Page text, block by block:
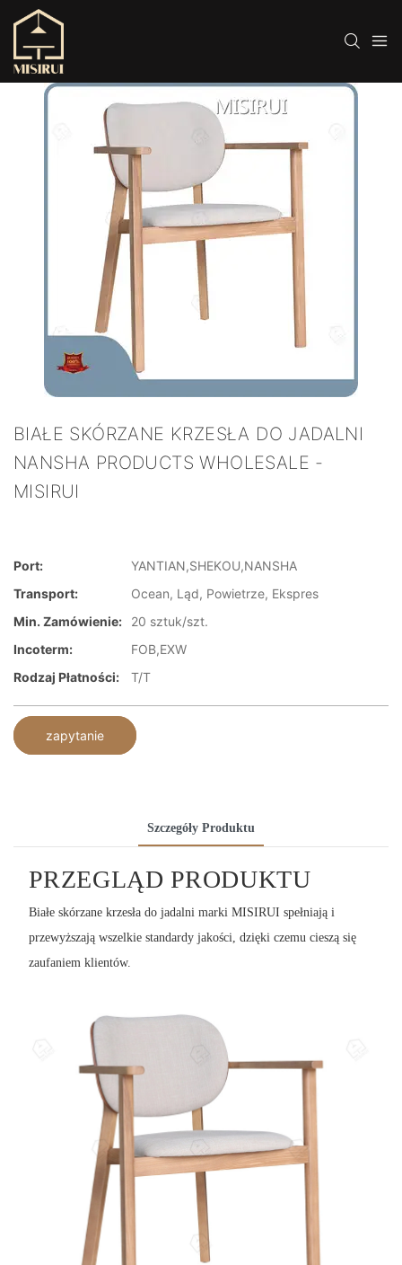
BIAŁE SKÓRZANE KRZESŁA DO JADALNI
NANSHA PRODUCTS WHOLESALE -
MISIRUI
Port:
YANTIAN,SHEKOU,NANSHA
Transport:
Ocean, Ląd, Powietrze, Ekspres
Min. Zamówienie:
20 sztuk/szt.
Incoterm:
FOB,EXW
Rodzaj Płatności:
T/T
zapytanie
Szczegóły Produktu
PRZEGLĄD PRODUKTU
Białe skórzane krzesła do jadalni marki MISIRUI spełniają i
przewyższają wszelkie standardy jakości, dzięki czemu cieszą się
zaufaniem klientów.